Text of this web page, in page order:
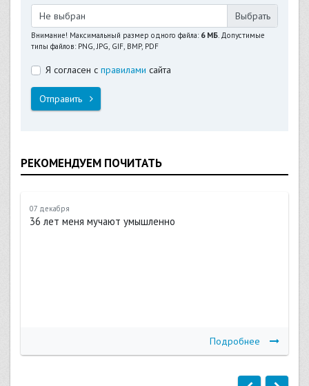
Не выбран
Внимание! Максимальный размер одного файла: 6 МБ. Допустимые
типы файлов: PNG, JPG, GIF, BMP, PDF
Я согласен с правилами сайта
Отправить
РЕКОМЕНДУЕМ ПОЧИТАТЬ
07 декабря
36 лет меня мучают умышленно
Подробнее